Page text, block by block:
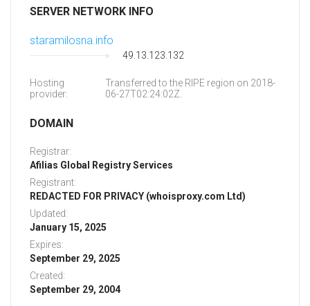
SERVER NETWORK INFO
staramilosna.info
49.13.123.132
Hosting
provider:
Transferred to the RIPE region on 2018-
06-27T02:24:02Z.
DOMAIN
Registrar:
Afilias Global Registry Services
Registrant:
REDACTED FOR PRIVACY (whoisproxy.com Ltd)
Updated:
January 15, 2025
Expires:
September 29, 2025
Created:
September 29, 2004